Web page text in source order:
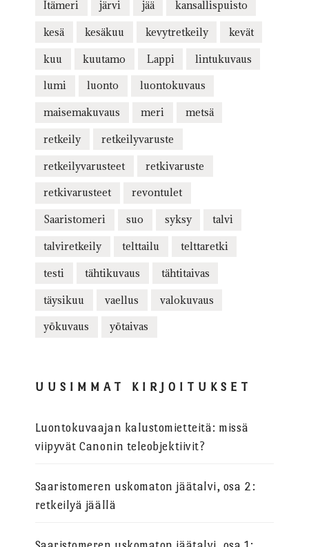
Itämeri järvi jää kansallispuisto
kesä kesäkuu kevytretkeily kevät
kuu kuutamo Lappi lintukuvaus
lumi luonto luontokuvaus
maisemakuvaus meri metsä
retkeily retkeilyvaruste
retkeilyvarusteet retkivaruste
retkivarusteet revontulet
Saaristomeri suo syksy talvi
talviretkeily telttailu telttaretki
testi tähtikuvaus tähtitaivas
täysikuu vaellus valokuvaus
yökuvaus yötaivas
UUSIMMAT KIRJOITUKSET
Luontokuvaajan kalustomietteitä: missä
viipyvät Canonin teleobjektiivit?
Saaristomeren uskomaton jäätalvi, osa 2:
retkeilyä jäällä